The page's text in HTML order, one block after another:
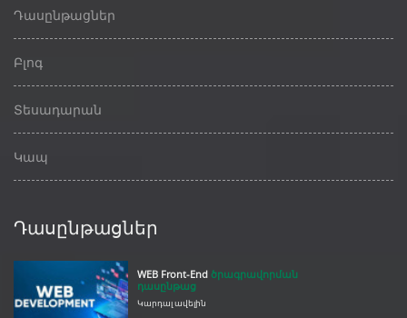
Դասընթացներ
Բլոգ
Տեսադարան
Կապ
Դասընթացներ
WEB Front-End ծրագրավորման
դասընթաց
Կարդալ ավելին